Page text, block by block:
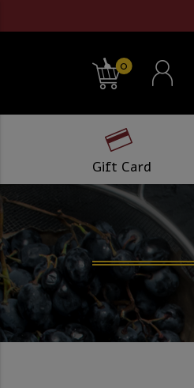
0
Gift Card